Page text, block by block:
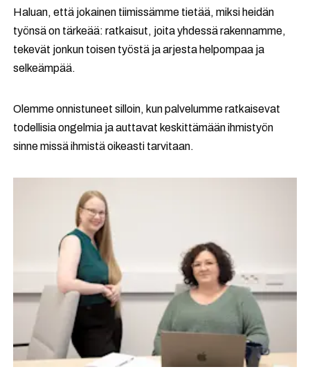
Haluan, että jokainen tiimissämme tietää, miksi heidän
työnsä on tärkeää: ratkaisut, joita yhdessä rakennamme,
tekevät jonkun toisen työstä ja arjesta helpompaa ja
selkeämpää.
Olemme onnistuneet silloin, kun palvelumme ratkaisevat
todellisia ongelmia ja auttavat keskittämään ihmistyön
sinne missä ihmistä oikeasti tarvitaan.